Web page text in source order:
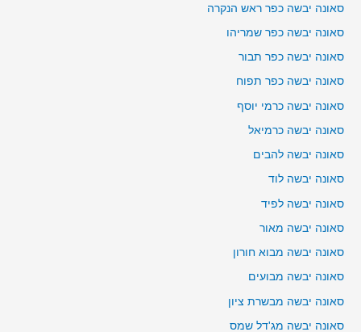
סאונה יבשה כפר ראש הנקרה
סאונה יבשה כפר שמריהו
סאונה יבשה כפר תבור
סאונה יבשה כפר תפוח
סאונה יבשה כרמי יוסף
סאונה יבשה כרמיאל
סאונה יבשה להבים
סאונה יבשה לוד
סאונה יבשה לפיד
סאונה יבשה מאור
סאונה יבשה מבוא חורון
סאונה יבשה מבועים
סאונה יבשה מבשרת ציון
סאונה יבשה מג'דל שמס